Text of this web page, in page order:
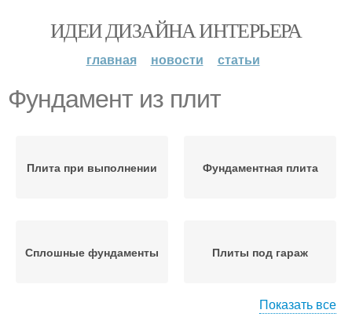
ИДЕИ ДИЗАЙНА ИНТЕРЬЕРА
главная новости статьи
Фундамент из плит
Плита при выполнении Фундаментная плита
Сплошные фундаменты Плиты под гараж
Показать все